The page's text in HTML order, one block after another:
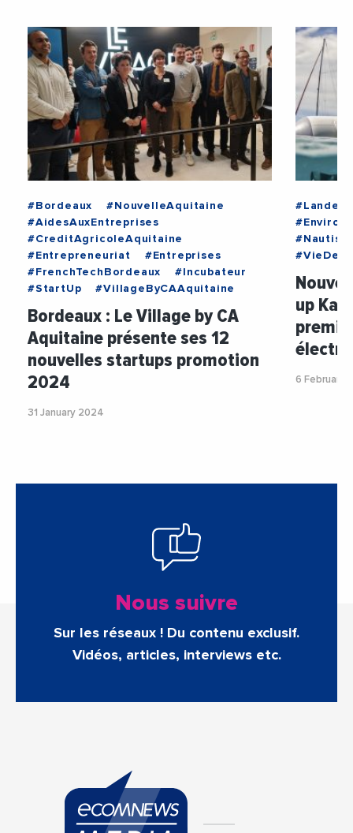
#Bordeaux
#NouvelleAquitaine
#AidesAuxEntreprises
#CreditAgricoleAquitaine
#Entrepreneuriat
#Entreprises
#FrenchTechBordeaux
#Incubateur
#StartUp
#VillageByCAAquitaine
Bordeaux : Le Village by CA
Aquitaine présente ses 12
nouvelles startups promotion
2024
31 January 2024
#Landes
up
6 February
Nous suivre
Sur les réseaux ! Du contenu exclusif.
Vidéos, articles, interviews etc.